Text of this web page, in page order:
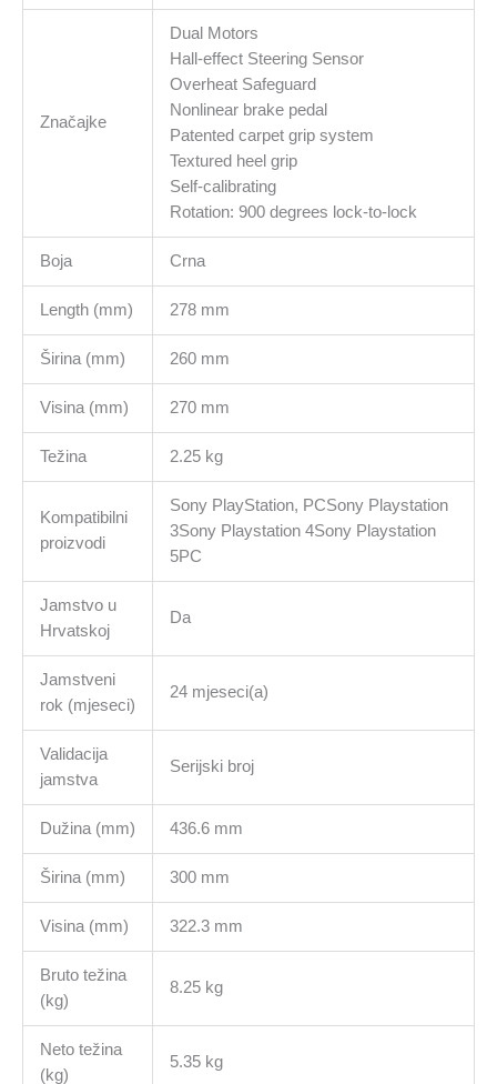
Značajke
Dual Motors
Hall-effect Steering Sensor
Overheat Safeguard
Nonlinear brake pedal
Patented carpet grip system
Textured heel grip
Self-calibrating
Rotation: 900 degrees lock-to-lock
Boja Crna
Length (mm) 278 mm
Širina (mm) 260 mm
Visina (mm) 270 mm
Težina 2.25 kg
Kompatibilni
proizvodi
Sony PlayStation, PCSony Playstation
3Sony Playstation 4Sony Playstation
5PC
Jamstvo u
Hrvatskoj
Da
Jamstveni
rok (mjeseci)
24 mjeseci(a)
Validacija
jamstva
Serijski broj
Dužina (mm) 436.6 mm
Širina (mm) 300 mm
Visina (mm) 322.3 mm
Bruto težina
(kg)
8.25 kg
Neto težina
(kg)
5.35 kg